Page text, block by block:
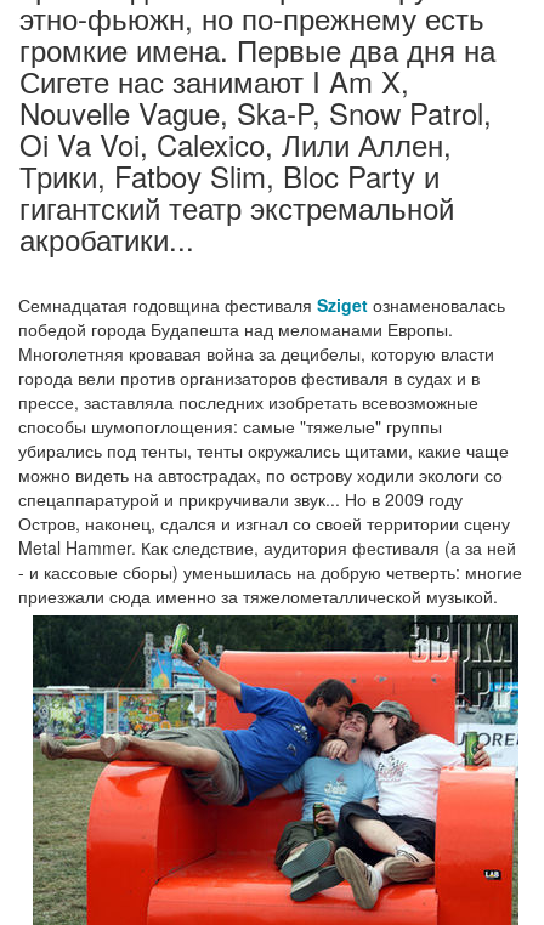
этно-фьюжн, но по-прежнему есть
громкие имена. Первые два дня на
Сигете нас занимают I Am X,
Nouvelle Vague, Ska-P, Snow Patrol,
Oi Va Voi, Calexico, Лили Аллен,
Трики, Fatboy Slim, Bloc Party и
гигантский театр экстремальной
акробатики...
Семнадцатая годовщина фестиваля Sziget ознаменовалась
победой города Будапешта над меломанами Европы.
Многолетняя кровавая война за децибелы, которую власти
города вели против организаторов фестиваля в судах и в
прессе, заставляла последних изобретать всевозможные
способы шумопоглощения: самые "тяжелые" группы
убирались под тенты, тенты окружались щитами, какие чаще
можно видеть на автострадах, по острову ходили экологи со
спецаппаратурой и прикручивали звук... Но в 2009 году
Остров, наконец, сдался и изгнал со своей территории сцену
Metal Hammer. Как следствие, аудитория фестиваля (а за ней
- и кассовые сборы) уменьшилась на добрую четверть: многие
приезжали сюда именно за тяжелометаллической музыкой.